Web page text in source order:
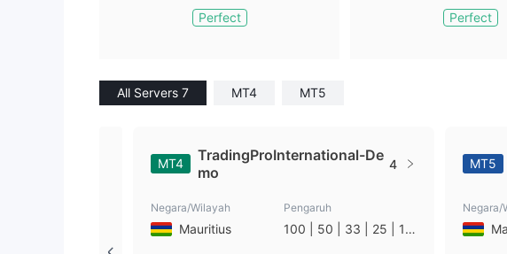
Perfect Perfect
All Servers 7 MT4 MT5
MT4
TradingProInternational-De
mo
4
Negara/Wilayah
Mauritius
Pengaruh
100 | 50 | 33 | 25 | 10
MT5
Negara/